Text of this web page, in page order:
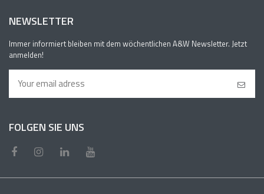
NEWSLETTER
Immer informiert bleiben mit dem wöchentlichen A&W Newsletter. Jetzt
anmelden!
FOLGEN SIE UNS